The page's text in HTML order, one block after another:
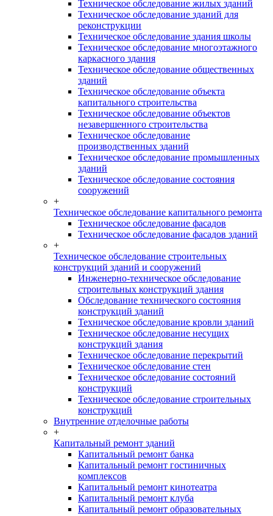
Техническое обследование жилых зданий
Техническое обследование зданий для
реконструкции
Техническое обследование здания школы
Техническое обследование многоэтажного
каркасного здания
Техническое обследование общественных
зданий
Техническое обследование объекта
капитального строительства
Техническое обследование объектов
незавершенного строительства
Техническое обследование
производственных зданий
Техническое обследование промышленных
зданий
Техническое обследование состояния
сооружений
+
Техническое обследование капитального ремонта
Техническое обследование фасадов
Техническое обследование фасадов зданий
+
Техническое обследование строительных
конструкций зданий и сооружений
Инженерно-техническое обследование
строительных конструкций здания
Обследование технического состояния
конструкций зданий
Техническое обследование кровли зданий
Техническое обследование несущих
конструкций здания
Техническое обследование перекрытий
Техническое обследование стен
Техническое обследование состояний
конструкций
Техническое обследование строительных
конструкций
Внутренние отделочные работы
+
Капитальный ремонт зданий
Капитальный ремонт банка
Капитальный ремонт гостиничных
комплексов
Капитальный ремонт кинотеатра
Капитальный ремонт клуба
Капитальный ремонт образовательных